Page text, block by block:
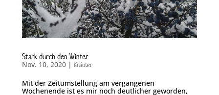
Stark durch den Winter
Nov. 10, 2020| Kräuter
Mit der Zeitumstellung am vergangenen
Wochenende ist es mir noch deutlicher geworden,